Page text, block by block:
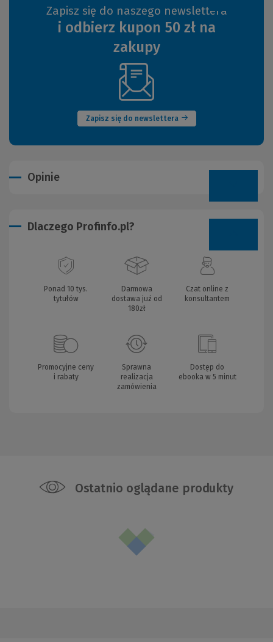
Zapisz się do naszego newslettera
i odbierz kupon 50 zł na
zakupy
Zapisz się do newslettera
(Nowe
okno)
Opinie
Dlaczego Profinfo.pl?
Ponad 10 tys.
tytułów
Darmowa
dostawa już od
180zł
Czat online z
konsultantem
Promocyjne ceny
i rabaty
Sprawna
realizacja
zamówienia
Dostęp do
ebooka w 5 minut
Ostatnio oglądane produkty